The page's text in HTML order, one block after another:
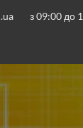
з 09:00 до